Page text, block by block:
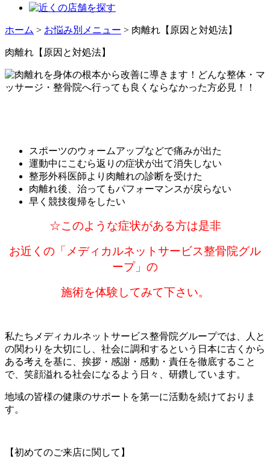
ホーム > お悩み別メニュー > 肉離れ【原因と対処法】
肉離れ【原因と対処法】
スポーツのウォームアップなどで痛みが出た
運動中にこむら返りの症状が出て消失しない
整形外科医師より肉離れの診断を受けた
肉離れ後、治ってもパフォーマンスが戻らない
早く競技復帰をしたい
☆このような症状がある方は是非
お近くの 「メディカルネットサービス整骨院グル
ープ」の
施術を体験してみて下さい。
私たちメディカルネットサービス整骨院グループでは、人と
の関わりを大切にし、社会に調和するという日本に古くから
ある考えを基に、挨拶・感謝・感動・責任を徹底すること
で、笑顔溢れる社会になるよう日々、研鑽しています。
地域の皆様の健康のサポートを第一に活動を続けておりま
す。
【初めてのご来店に関して】